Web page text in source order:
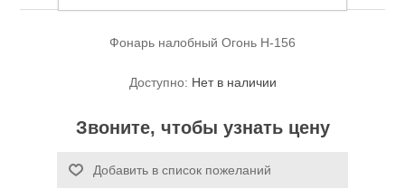
Фонарь налобный Огонь H-156
Доступно: Нет в наличии
Звоните, чтобы узнать цену
Добавить в список пожеланий